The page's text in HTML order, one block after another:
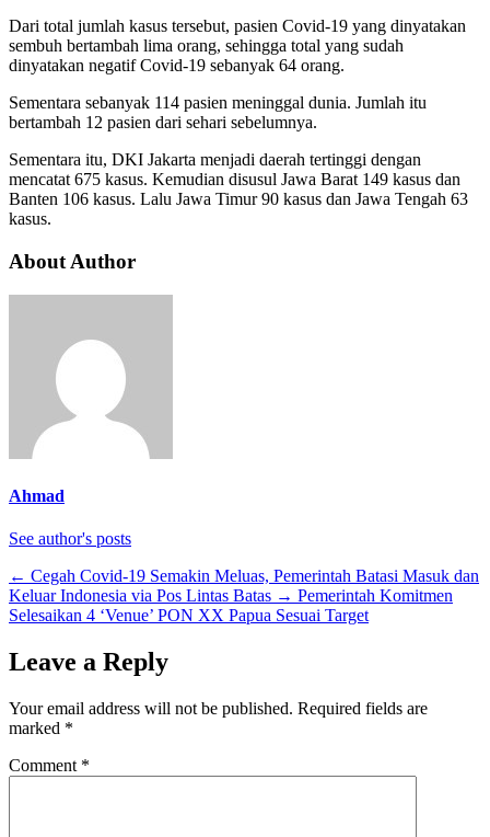
Dari total jumlah kasus tersebut, pasien Covid-19 yang dinyatakan
sembuh bertambah lima orang, sehingga total yang sudah
dinyatakan negatif Covid-19 sebanyak 64 orang.
Sementara sebanyak 114 pasien meninggal dunia. Jumlah itu
bertambah 12 pasien dari sehari sebelumnya.
Sementara itu, DKI Jakarta menjadi daerah tertinggi dengan
mencatat 675 kasus. Kemudian disusul Jawa Barat 149 kasus dan
Banten 106 kasus. Lalu Jawa Timur 90 kasus dan Jawa Tengah 63
kasus.
About Author
Ahmad
See author's posts
← Cegah Covid-19 Semakin Meluas, Pemerintah Batasi Masuk dan
Keluar Indonesia via Pos Lintas Batas → Pemerintah Komitmen
Selesaikan 4 ‘Venue’ PON XX Papua Sesuai Target
Leave a Reply
Your email address will not be published. Required fields are
marked *
Comment *